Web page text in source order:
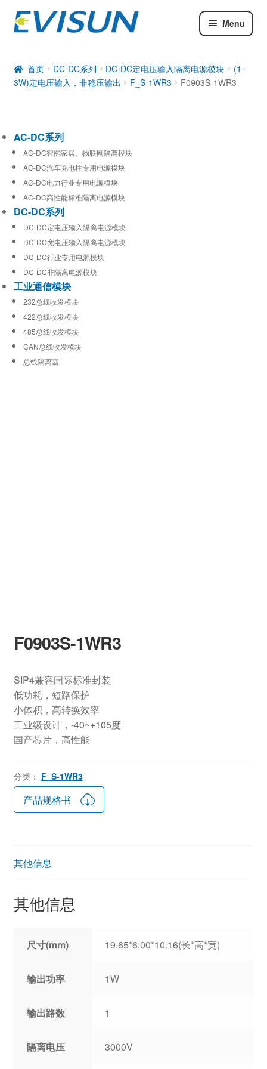
Menu
DC-DC系列
工业通信模块
首页 DC-DC系列 DC-DC定电压输入隔离电源模块
(1-
3W)定电压输入，非稳压输出
F_S-1WR3 F0903S-1WR3
F0903S-1WR3
SIP4兼容国际标准封装
低功耗，短路保护
小体积，高转换效率
工业级设计，-40~+105度
国产芯片，高性能
分类： F_S-1WR3
产品规格书
其他信息
其他信息
尺寸(mm) 19.65*6.00*10.16(长*高*宽)
输出功率 1W
输出路数 1
隔离电压 3000V
AC-DC系列
AC-DC智能家居、物联网隔离模块
AC-DC汽车充电柱专用电源模块
AC-DC电力行业专用电源模块
AC-DC高性能标准隔离电源模块
DC-DC系列
DC-DC定电压输入隔离电源模块
DC-DC宽电压输入隔离电源模块
DC-DC行业专用电源模块
DC-DC非隔离电源模块
工业通信模块
232总线收发模块
422总线收发模块
485总线收发模块
CAN总线收发模块
总线隔离器